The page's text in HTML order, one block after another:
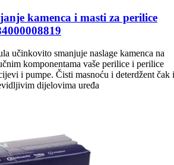
kamenca i masti za perilice
učinkovito smanjuje naslage kamenca na
komponentama vaše perilice i perilice
i pumpe. Čisti masnoću i deterdžent čak i
dijelovima uređa